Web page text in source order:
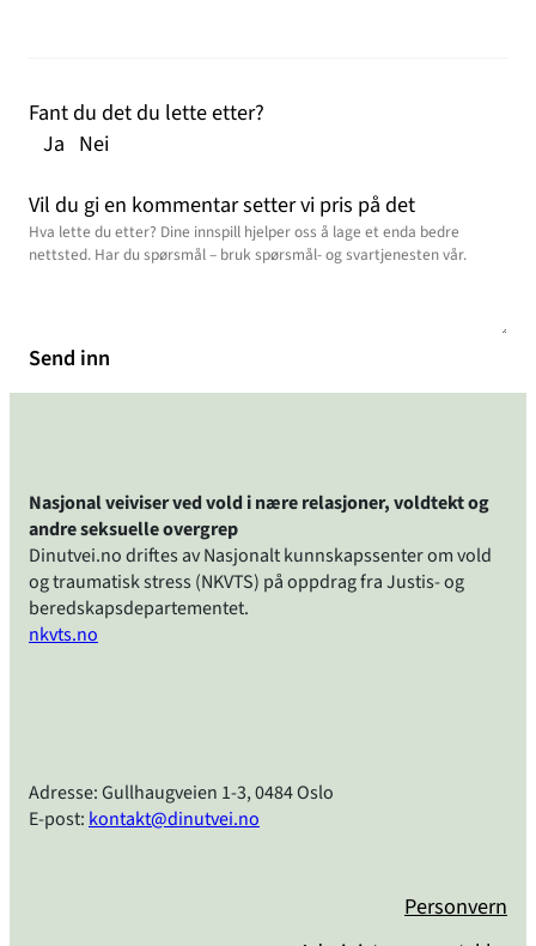
Fant du det du lette etter?
Ja Nei
Vil du gi en kommentar setter vi pris på det
Send inn
Nasjonal veiviser ved vold i nære relasjoner, voldtekt og
andre seksuelle overgrep
Dinutvei.no driftes av Nasjonalt kunnskapssenter om vold
og traumatisk stress (NKVTS) på oppdrag fra Justis- og
beredskapsdepartementet.
nkvts.no
Adresse: Gullhaugveien 1-3, 0484 Oslo
E-post: kontakt@dinutvei.no
Personvern